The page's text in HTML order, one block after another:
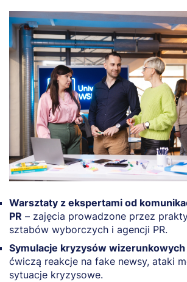
Warsztaty z ekspertami od
PR – zajęcia prowadzone przez
sztabów wyborczych i agencji PR.
Symulacje kryzysów wizerunkowych
ćwiczą reakcje na fake newsy, ataki
sytuacje kryzysowe.